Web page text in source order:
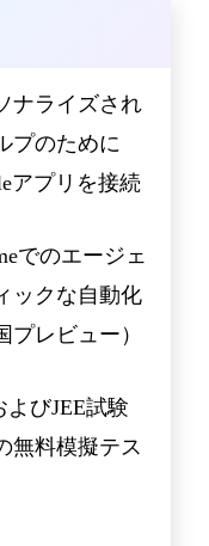
ナライズされ
プのために
アプリを接続
でのエージェ
ックな自動化
プレビュー）
よびJEE試験
無料模擬テス